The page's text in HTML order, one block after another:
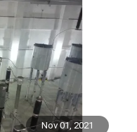
Nov 01, 2021